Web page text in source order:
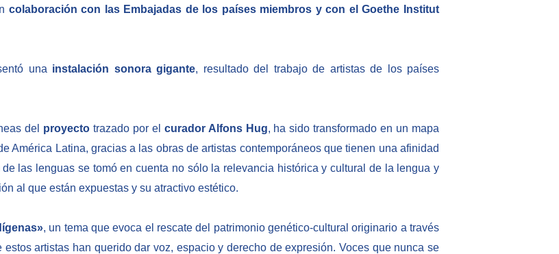
colaboración con las Embajadas de los países miembros y con el Goethe Institut
una instalación sonora gigante, resultado del trabajo de artistas de los países
del proyectotrazado por el curador Alfons Hug, ha sido transformado en un mapa
América Latina, gracias a las obras de artistas contemporáneos que tienen una afinidad
las lenguas se tomó en cuenta no sólo la relevancia histórica y cultural de la lengua y
al que están expuestas y su atractivo estético.
, un tema que evoca el rescate del patrimonio genético-cultural originario a través
artistas han querido dar voz, espacio y derecho de expresión. Voces que nunca se